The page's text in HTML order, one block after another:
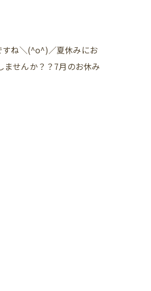
ね＼(^o^)／夏休みにお
せんか？？7月のお休み